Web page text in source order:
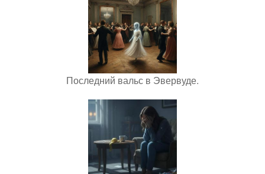
Последний вальс в Эвервуде.